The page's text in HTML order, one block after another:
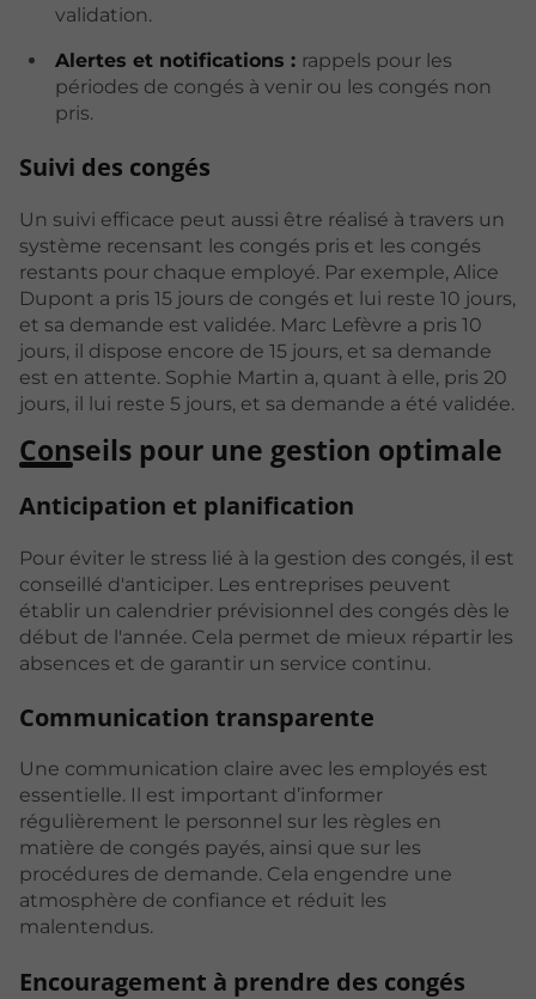
validation.
Alertes et notifications : rappels pour les
périodes de congés à venir ou les congés non
pris.
Suivi des congés
Un suivi efficace peut aussi être réalisé à travers un
système recensant les congés pris et les congés
restants pour chaque employé. Par exemple, Alice
Dupont a pris 15 jours de congés et lui reste 10 jours,
et sa demande est validée. Marc Lefèvre a pris 10
jours, il dispose encore de 15 jours, et sa demande
est en attente. Sophie Martin a, quant à elle, pris 20
jours, il lui reste 5 jours, et sa demande a été validée.
Conseils pour une gestion optimale
Anticipation et planification
Pour éviter le stress lié à la gestion des congés, il est
conseillé d'anticiper. Les entreprises peuvent
établir un calendrier prévisionnel des congés dès le
début de l'année. Cela permet de mieux répartir les
absences et de garantir un service continu.
Communication transparente
Une communication claire avec les employés est
essentielle. Il est important d’informer
régulièrement le personnel sur les règles en
matière de congés payés, ainsi que sur les
procédures de demande. Cela engendre une
atmosphère de confiance et réduit les
malentendus.
Encouragement à prendre des congés